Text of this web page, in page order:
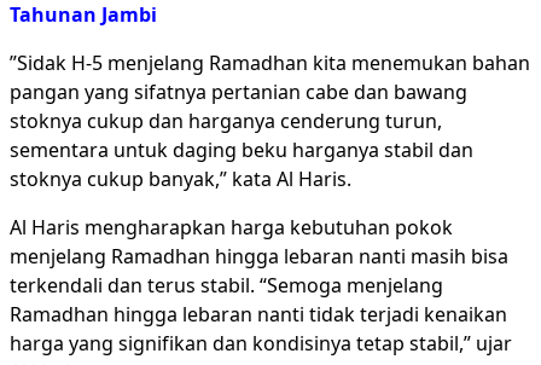
Tahunan Jambi
”Sidak H-5 menjelang Ramadhan kita menemukan bahan
pangan yang sifatnya pertanian cabe dan bawang
stoknya cukup dan harganya cenderung turun,
sementara untuk daging beku harganya stabil dan
stoknya cukup banyak,” kata Al Haris.
Al Haris mengharapkan harga kebutuhan pokok
menjelang Ramadhan hingga lebaran nanti masih bisa
terkendali dan terus stabil. “Semoga menjelang
Ramadhan hingga lebaran nanti tidak terjadi kenaikan
harga yang signifikan dan kondisinya tetap stabil,” ujar